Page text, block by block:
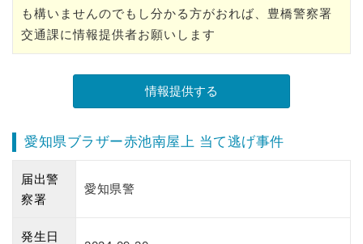
も構いませんのでもし分かる方がおれば、豊橋警察署
交通課に情報提供者お願いします
愛知県ブラザー赤池南屋上 当て逃げ事件
届出警
察署
愛知県警
発生日